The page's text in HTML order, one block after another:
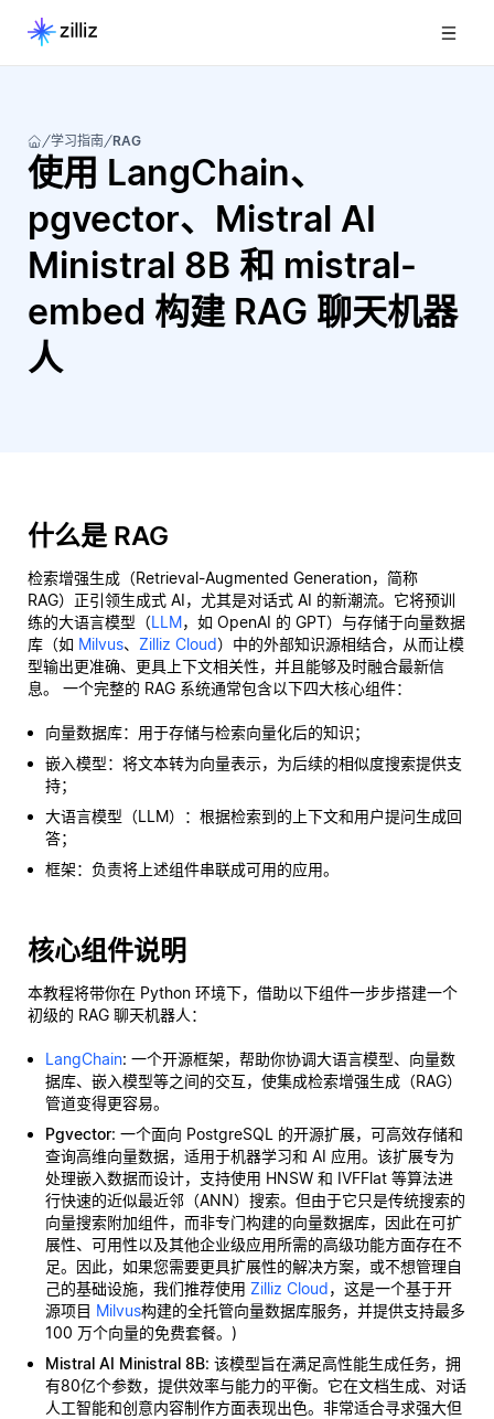
学习指南 RAG
使用 LangChain、
pgvector、Mistral AI
Ministral 8B 和 mistral-
embed 构建 RAG 聊天机器
人
什么是 RAG
检索增强生成（Retrieval-Augmented Generation，简称
RAG）正引领生成式 AI，尤其是对话式 AI 的新潮流。它将预训
练的大语言模型（LLM，如 OpenAI 的 GPT）与存储于向量数据
库（如 Milvus、 Zilliz Cloud）中的外部知识源相结合，从而让模
型输出更准确、更具上下文相关性，并且能够及时融合最新信
息。 一个完整的 RAG 系统通常包含以下四大核心组件：
向量数据库：用于存储与检索向量化后的知识；
嵌入模型：将文本转为向量表示，为后续的相似度搜索提供支
持；
大语言模型（LLM）：根据检索到的上下文和用户提问生成回
答；
框架：负责将上述组件串联成可用的应用。
核心组件说明
本教程将带你在 Python 环境下，借助以下组件一步步搭建一个
初级的 RAG 聊天机器人：
LangChain: 一个开源框架，帮助你协调大语言模型、向量数
据库、嵌入模型等之间的交互，使集成检索增强生成（RAG）
管道变得更容易。
Pgvector: 一个面向 PostgreSQL 的开源扩展，可高效存储和
查询高维向量数据，适用于机器学习和 AI 应用。该扩展专为
处理嵌入数据而设计，支持使用 HNSW 和 IVFFlat 等算法进
行快速的近似最近邻（ANN）搜索。但由于它只是传统搜索的
向量搜索附加组件，而非专门构建的向量数据库，因此在可扩
展性、可用性以及其他企业级应用所需的高级功能方面存在不
足。因此，如果您需要更具扩展性的解决方案，或不想管理自
己的基础设施，我们推荐使用 Zilliz Cloud，这是一个基于开
源项目 Milvus构建的全托管向量数据库服务，并提供支持最多
100 万个向量的免费套餐。)
Mistral AI Ministral 8B: 该模型旨在满足高性能生成任务，拥
有80亿个参数，提供效率与能力的平衡。它在文档生成、对话
人工智能和创意内容制作方面表现出色。非常适合寻求强大但